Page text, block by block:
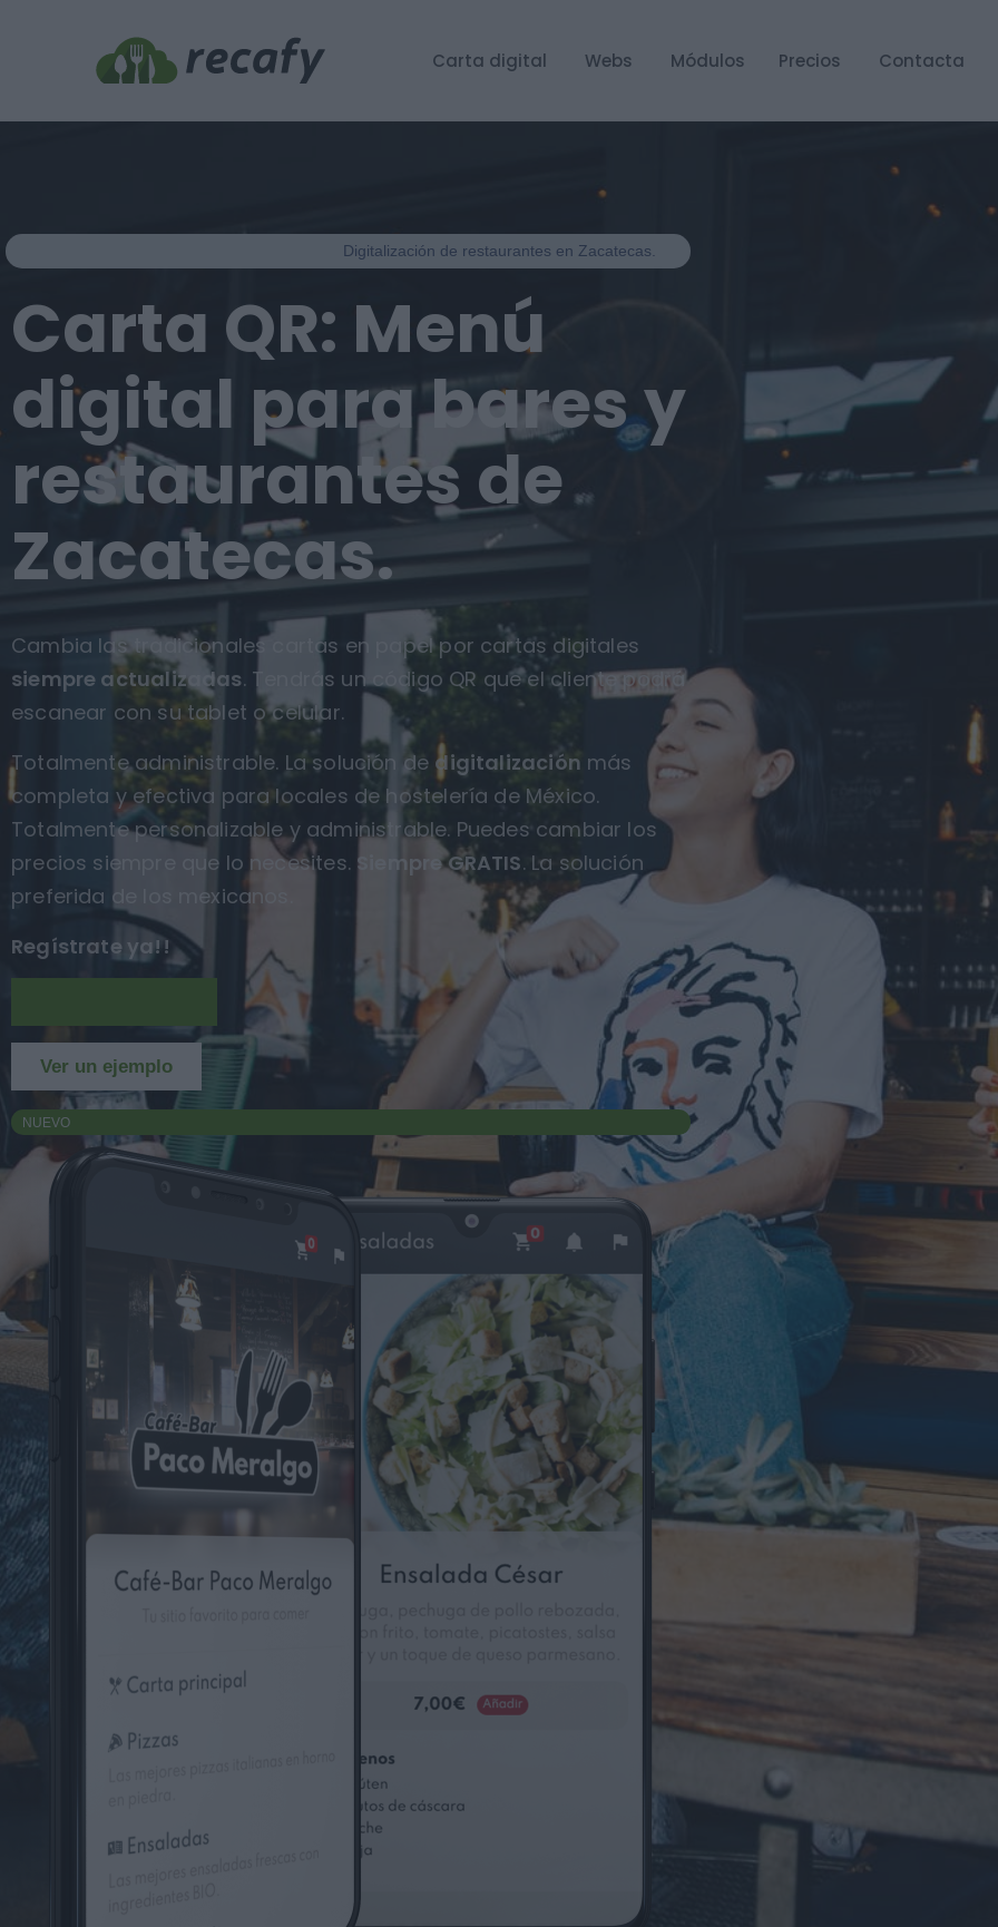
Carta digital Webs Módulos Precios Contacta
Digitalización de restaurantes en Zacatecas.
Carta QR: Menú
digital para bares y
restaurantes de
Zacatecas.
Cambia las tradicionales cartas en papel por cartas digitales
siempre actualizadas. Tendrás un código QR que el cliente podrá
escanear con su tablet o celular.
Totalmente administrable. La solución de digitalización más
completa y efectiva para locales de hostelería de México.
Totalmente personalizable y administrable. Puedes cambiar los
precios siempre que lo necesites. Siempre GRATIS. La solución
preferida de los mexicanos.
Regístrate ya!!
Ver un ejemplo
NUEVO